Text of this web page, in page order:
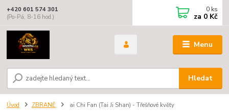
Menu
Hledat
+420 601 574 301
(Po-Pá, 8-16 hod.)
0 ks
za 0 Kč
Úvod ZBRANĚ ai Chi Fan (Tai Ji Shan) - Třešňové květy